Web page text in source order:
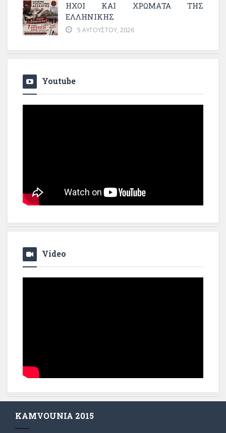
ΗΧΟΙ ΚΑΙ ΧΡΩΜΑΤΑ ΤΗΣ
ΕΛΛΗΝΙΚΗΣ
5 ΑΥΓΟΎΣΤΟΥ, 2026
Youtube
Video
KAMVOUNIA 2015